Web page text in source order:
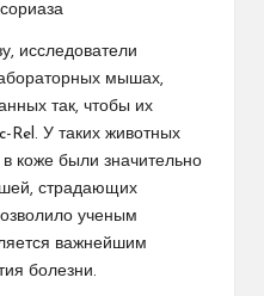
исследователи
мышах,
так, чтобы их
Rel. У таких животных
коже были значительно
страдающих
ученым
важнейшим
болезни.